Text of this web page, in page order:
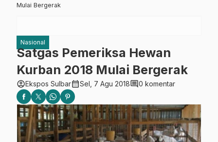
Mulai Bergerak
Nasional
Satgas Pemeriksa Hewan
Kurban 2018 Mulai Bergerak
account_circleEkspos Sulbarcalendar_monthSel, 7 Agu 2018comment0 komentar